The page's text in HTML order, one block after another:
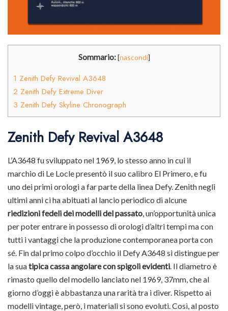
Sommario: [nascondi]
1 Zenith Defy Revival A3648
2 Zenith Defy Extreme Diver
3 Zenith Defy Skyline Chronograph
Zenith Defy Revival A3648
L’A3648 fu sviluppato nel 1969, lo stesso anno in cui il
marchio di Le Locle presentò il suo calibro El Primero, e fu
uno dei primi orologi a far parte della linea Defy. Zenith negli
ultimi anni ci ha abituati al lancio periodico di alcune
riedizioni fedeli dei modelli del passato, un’opportunità unica
per poter entrare in possesso di orologi d’altri tempi ma con
tutti i vantaggi che la produzione contemporanea porta con
sé. Fin dal primo colpo d’occhio il Defy A3648 si distingue per
la suatipica cassa angolare con spigoli evidenti. Il diametro è
rimasto quello del modello lanciato nel 1969, 37mm, che al
giorno d’oggi è abbastanza una rarità tra i diver. Rispetto ai
modelli vintage, però, i materiali si sono evoluti. Così, al posto